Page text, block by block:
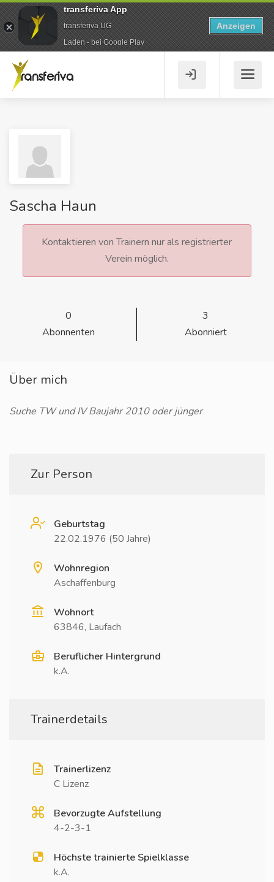
Sascha Haun
Kontaktieren von Trainern nur als registrierter
Verein möglich.
0
Abonnenten
3
Abonniert
Über mich
Suche TW und IV Baujahr 2010 oder jünger
Zur Person
Geburtstag
22.02.1976 (50 Jahre)
Wohnregion
Aschaffenburg
Wohnort
63846, Laufach
Beruflicher Hintergrund
k.A.
Trainerdetails
Trainerlizenz
C Lizenz
Bevorzugte Aufstellung
4-2-3-1
Höchste trainierte Spielklasse
k.A.
transferiva App
transferiva UG
Laden - bei Google Play
Anzeigen